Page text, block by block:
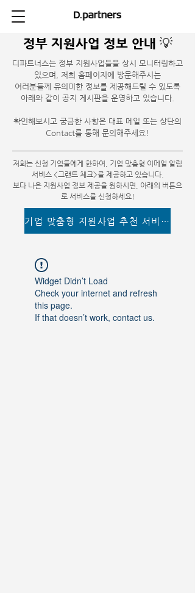
정부 지원사업 정보 안내 💡
디파트너스는 정부 지원사업들을 상시 모니터링하고
있으며, 저희 홈페이지에 방문해주시는
여러분들께 유의미한 정보를 제공해드릴 수 있도록
아래와 같이 공지 게시판을 운영하고 있습니다.
​확인해보시고 궁금한 사항은 대표 메일 또는 상단의
Contact를 통해 문의해주세요!
저희는 신청 기업들에게 한하여, 기업 맞춤형 이메일 알림
서비스 <그랜트 체크>를 제공하고 있습니다.
​보다 나은 지원사업 정보 제공을 원하시면, 아래의 버튼으
로 서비스를 신청하세요!
기업 맞춤형 지원사업 추천 서비스 이용하기
Widget Didn’t Load
Check your internet and refresh
this page.
If that doesn’t work, contact us.